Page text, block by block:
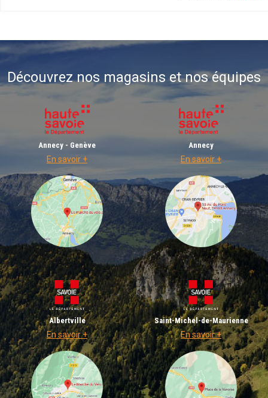
Découvrez nos magasins et nos équipes
Annecy - Genève
En savoir +
Annecy
En savoir +
Albertville
En savoir +
Saint-Michel-de-Maurienne
En savoir +